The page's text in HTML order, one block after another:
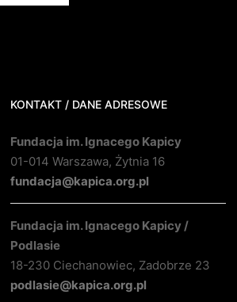
KONTAKT / DANE ADRESOWE
Fundacja im. Ignacego Kapicy
01-014 Warszawa, Żytnia 16
fundacja@kapica.org.pl
Fundacja im. Ignacego Kapicy /
Podlasie
18-230 Ciechanowiec, Zadobrze 23
podlasie@kapica.org.pl